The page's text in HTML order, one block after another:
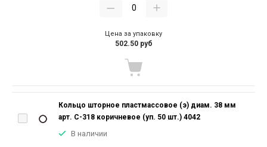
Цена за упаковку
502.50 руб
Кольцо шторное пластмассовое (э) диам. 38 мм
арт. С-318 коричневое (уп. 50 шт.) 4042
В наличии